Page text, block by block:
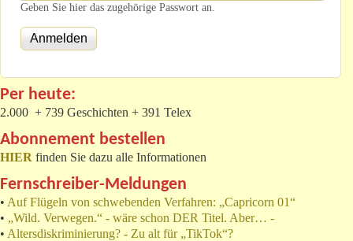
Geben Sie hier das zugehörige Passwort an.
Per heute:
2.000 + 739 Geschichten + 391 Telex
Abonnement bestellen
HIER finden Sie dazu alle Informationen
Fernschreiber-Meldungen
• Auf Flügeln von schwebenden Verfahren: „Capricorn 01“
• „Wild. Verwegen.“ - wäre schon DER Titel. Aber… -
• Altersdiskriminierung? - Zu alt für „TikTok“?